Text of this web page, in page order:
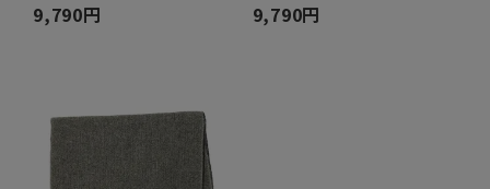
9,790円 9,790円